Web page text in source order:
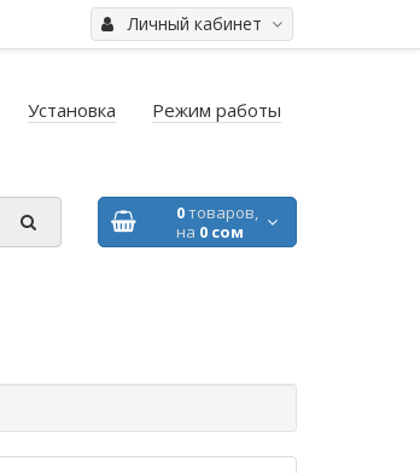
Личный кабинет
Установка Режим работы
0товаров,
на 0 сом